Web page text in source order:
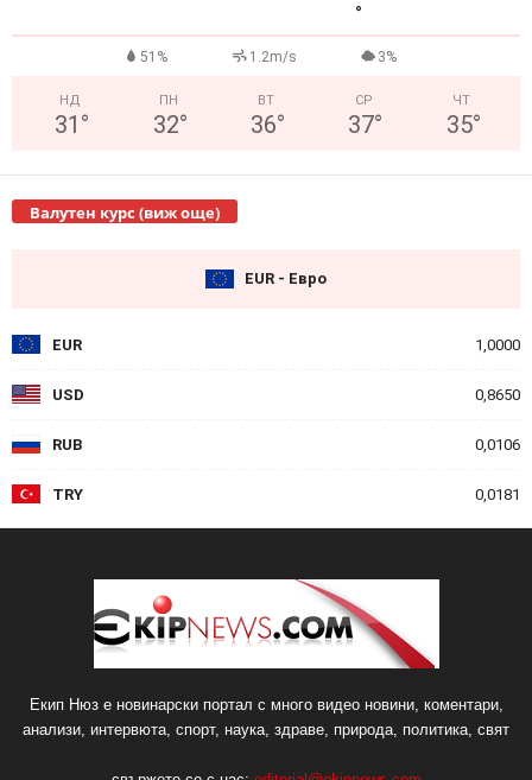
°
51% 1.2m/s 3%
НД
31 °
ПН
32°
ВТ
36°
СР
37°
ЧТ
35°
Валутен курс (виж още)
EUR - Евро
EUR 1,0000
USD 0,8650
RUB 0,0106
TRY 0,0181
Екип Нюз е новинарски портал с много видео новини, коментари,
анализи, интервюта, спорт, наука, здраве, природа, политика, свят